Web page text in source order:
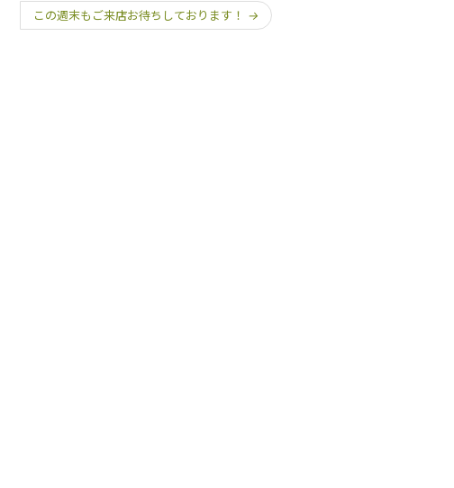
この週末もご来店お待ちしております！ →